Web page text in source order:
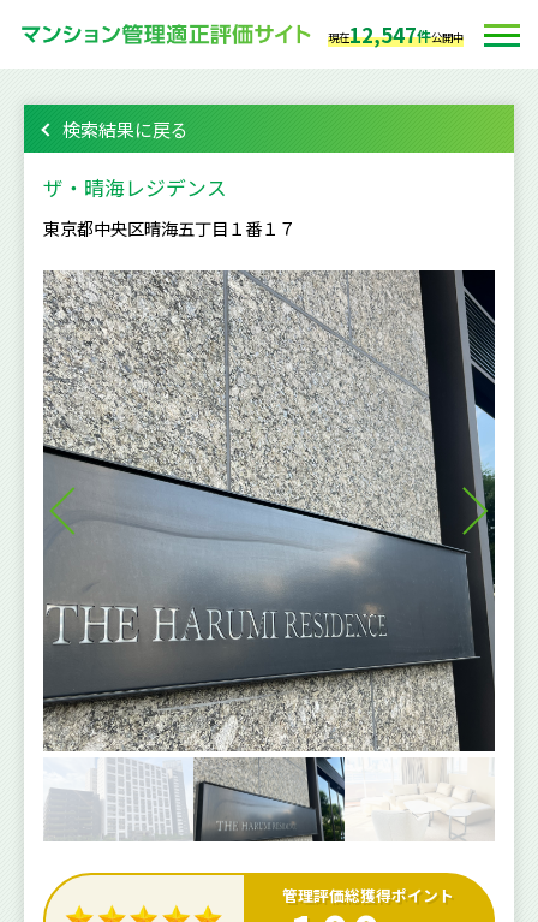
現在12,547件公開中
検索結果に戻る
ザ・晴海レジデンス
東京都中央区晴海五丁目１番１７
管理評価総獲得ポイント